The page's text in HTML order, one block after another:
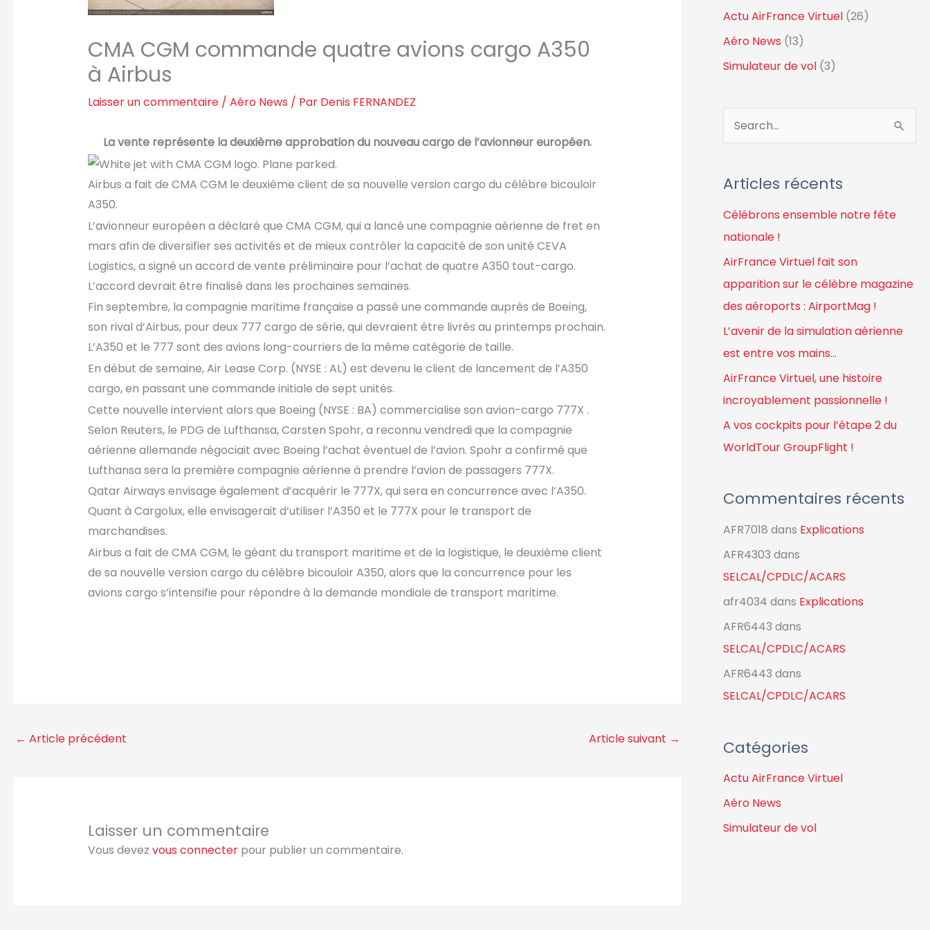
CMA CGM commande quatre avions cargo A350
à Airbus
Laisser un commentaire / Aéro News / Par Denis FERNANDEZ
La vente représente la deuxième approbation du nouveau cargo de l’avionneur européen.
Airbus a fait de CMA CGM le deuxième client de sa nouvelle version cargo du célèbre bicouloir
A350.
L’avionneur européen a déclaré que CMA CGM, qui a lancé une compagnie aérienne de fret en
mars afin de diversifier ses activités et de mieux contrôler la capacité de son unité CEVA
Logistics, a signé un accord de vente préliminaire pour l’achat de quatre A350 tout-cargo.
L’accord devrait être finalisé dans les prochaines semaines.
Fin septembre, la compagnie maritime française a passé une commande auprès de Boeing,
son rival d’Airbus, pour deux 777 cargo de série, qui devraient être livrés au printemps prochain.
L’A350 et le 777 sont des avions long-courriers de la même catégorie de taille.
En début de semaine, Air Lease Corp. (NYSE : AL) est devenu le client de lancement de l’A350
cargo, en passant une commande initiale de sept unités.
Cette nouvelle intervient alors que Boeing (NYSE : BA) commercialise son avion-cargo 777X .
Selon Reuters, le PDG de Lufthansa, Carsten Spohr, a reconnu vendredi que la compagnie
aérienne allemande négociait avec Boeing l’achat éventuel de l’avion. Spohr a confirmé que
Lufthansa sera la première compagnie aérienne à prendre l’avion de passagers 777X.
Qatar Airways envisage également d’acquérir le 777X, qui sera en concurrence avec l’A350.
Quant à Cargolux, elle envisagerait d’utiliser l’A350 et le 777X pour le transport de
marchandises.
Airbus a fait de CMA CGM, le géant du transport maritime et de la logistique, le deuxième client
de sa nouvelle version cargo du célèbre bicouloir A350, alors que la concurrence pour les
avions cargo s’intensifie pour répondre à la demande mondiale de transport maritime.
← Article précédent Article suivant →
Laisser un commentaire
Vous devez vous connecterpour publier un commentaire.
Actu AirFrance Virtuel(26)
Aéro News (13)
Simulateur de vol(3)
h
e
r
c
h
e
r
Articles récents
Célébrons ensemble notre fête
nationale !
AirFrance Virtuel fait son
apparition sur le célèbre magazine
des aéroports : AirportMag !
L’avenir de la simulation aérienne
est entre vos mains…
AirFrance Virtuel, une histoire
incroyablement passionnelle !
A vos cockpits pour l’étape 2 du
WorldTour GroupFlight !
Commentaires récents
AFR7018 dans Explications
AFR4303 dans
SELCAL/CPDLC/ACARS
afr4034 dans Explications
AFR6443 dans
SELCAL/CPDLC/ACARS
AFR6443 dans
SELCAL/CPDLC/ACARS
Catégories
Actu AirFrance Virtuel
Aéro News
Simulateur de vol